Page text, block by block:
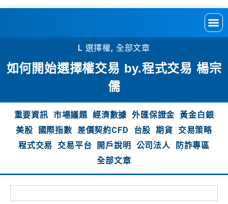
L 選擇權, 全部文章
如何開始選擇權交易 by.程式交易 楊宗
儒
重要資訊 市場議題 經濟數據 外匯保證金 黃金白銀
美股
國際指數 差價契約CFD 台股 期貨
交易策略
程式交易
交易平台 開戶說明 公司法人
防詐專區
全部文章